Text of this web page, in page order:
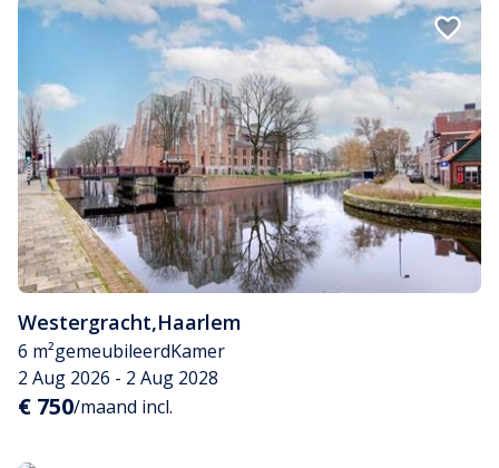
Westergracht,Haarlem
6 m²gemeubileerdKamer
2 Aug 2026 - 2 Aug 2028
€ 750/maand incl.